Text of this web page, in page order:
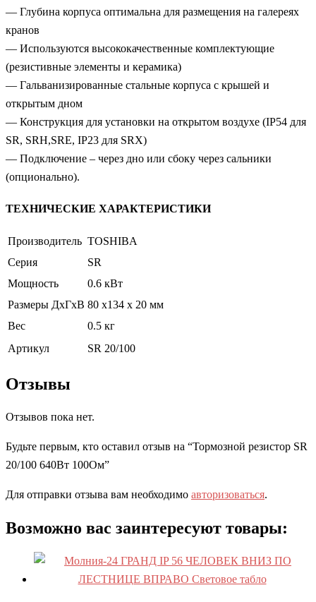
— Глубина корпуса оптимальна для размещения на галереях
кранов
— Используются высококачественные комплектующие
(резистивные элементы и керамика)
— Гальванизированные стальные корпуса с крышей и
открытым дном
— Конструкция для установки на открытом воздухе (IP54 для
SR, SRH,SRE, IP23 для SRX)
— Подключение – через дно или сбоку через сальники
(опционально).
ТЕХНИЧЕСКИЕ ХАРАКТЕРИСТИКИ
Производитель TOSHIBA
Серия
SR
Мощность
0.6 кВт
Размеры ДхГхВ 80 x134 x 20 мм
Вес
0.5 кг
Артикул
SR 20/100
Отзывы
Отзывов пока нет.
Будьте первым, кто оставил отзыв на “Тормозной резистор SR
20/100 640Вт 100Ом”
Для отправки отзыва вам необходимо авторизоваться.
Возможно вас заинтересуют товары: